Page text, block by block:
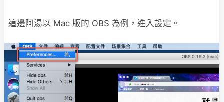
這邊阿湯以 Mac 版的 OBS 為例，進入設定。